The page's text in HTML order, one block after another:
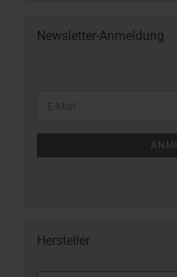
Newsletter-Anmeldung
Hersteller